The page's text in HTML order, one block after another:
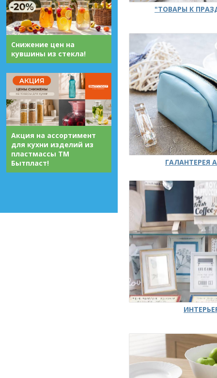
Снижение цен на
кувшины из стекла!
Акция на ассортимент
для кухни изделий из
пластмассы ТМ
Бытпласт!
"ТОВАРЫ К
ГАЛАНТЕРЕЯ